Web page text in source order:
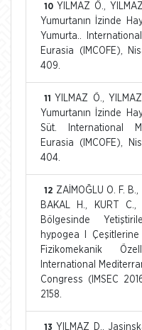
10 YILMAZ Ö.,
Yumurtanın İzinde
Yumurta..
Eurasia (IMCOFE),
409.
11
YILMAZ Ö.,
Yumurtanın İzinde
Süt. International
Eurasia (IMCOFE),
404.
12 ZAİMOĞLU O. F. B.,
BAKAL H., KURT
Bölgesinde
hypogea l
Fizikomekanik
International
Congress (IMSEC
2158.
13 YILMAZ D.,